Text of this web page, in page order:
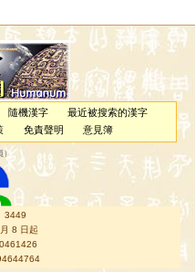
隨機漢字
最近被搜索的漢字
免責聲明 意見簿
）
3449
8 日起